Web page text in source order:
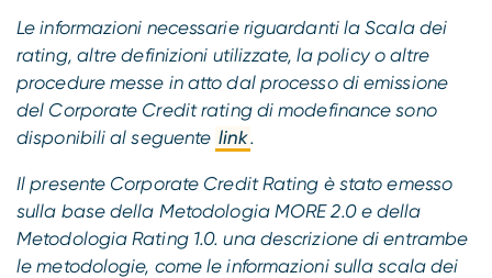
Le informazioni necessarie riguardanti la Scala dei
rating, altre definizioni utilizzate, la policy o altre
procedure messe in atto dal processo di emissione
del Corporate Credit rating di modefinance sono
disponibili al seguente link.
Il presente Corporate Credit Rating è stato emesso
sulla base della Metodologia MORE 2.0 e della
Metodologia Rating 1.0. una descrizione di entrambe
le metodologie, come le informazioni sulla scala dei